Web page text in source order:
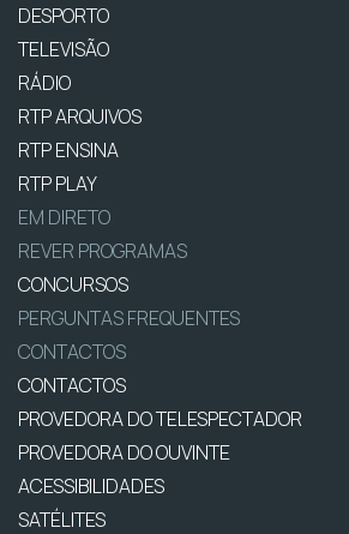
DESPORTO
TELEVISÃO
RÁDIO
RTP ARQUIVOS
RTP ENSINA
RTP PLAY
EM DIRETO
REVER PROGRAMAS
CONCURSOS
PERGUNTAS FREQUENTES
CONTACTOS
CONTACTOS
PROVEDORA DO TELESPECTADOR
PROVEDORA DO OUVINTE
ACESSIBILIDADES
SATÉLITES